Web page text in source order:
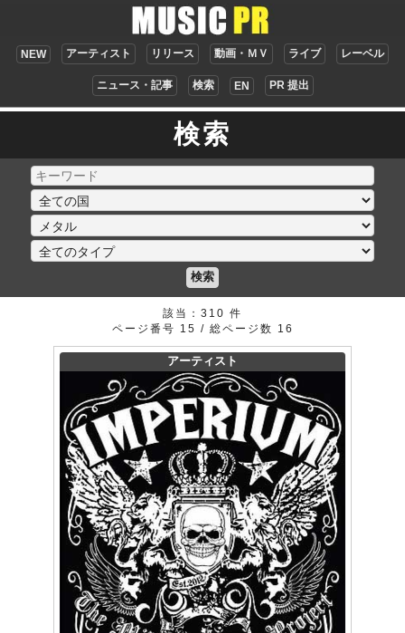
NEW アーティスト リリース 動画・ＭＶ ライブ レーベル
ニュース・記事 検索 EN PR 提出
検索
検索
該当：310 件
ページ番号 15 / 総ページ数 16
アーティスト